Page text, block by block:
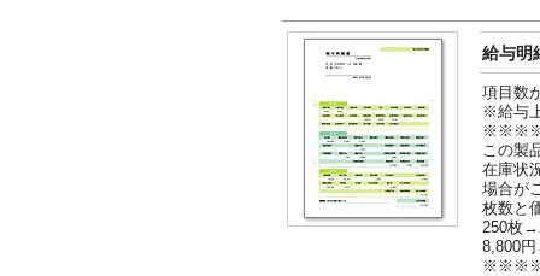
給与明
項目数
※給与
この製
在庫状
場合が
枚数と
250枚
8,800